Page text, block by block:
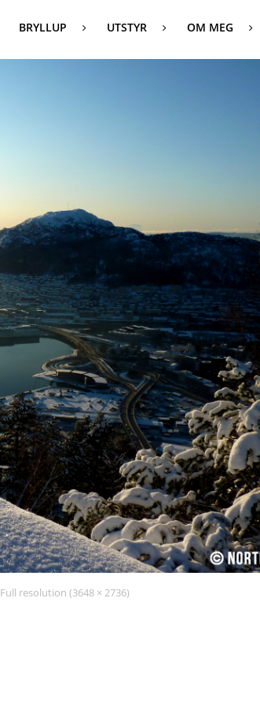
BRYLLUP UTSTYR OM MEG
Full resolution (3648 × 2736)